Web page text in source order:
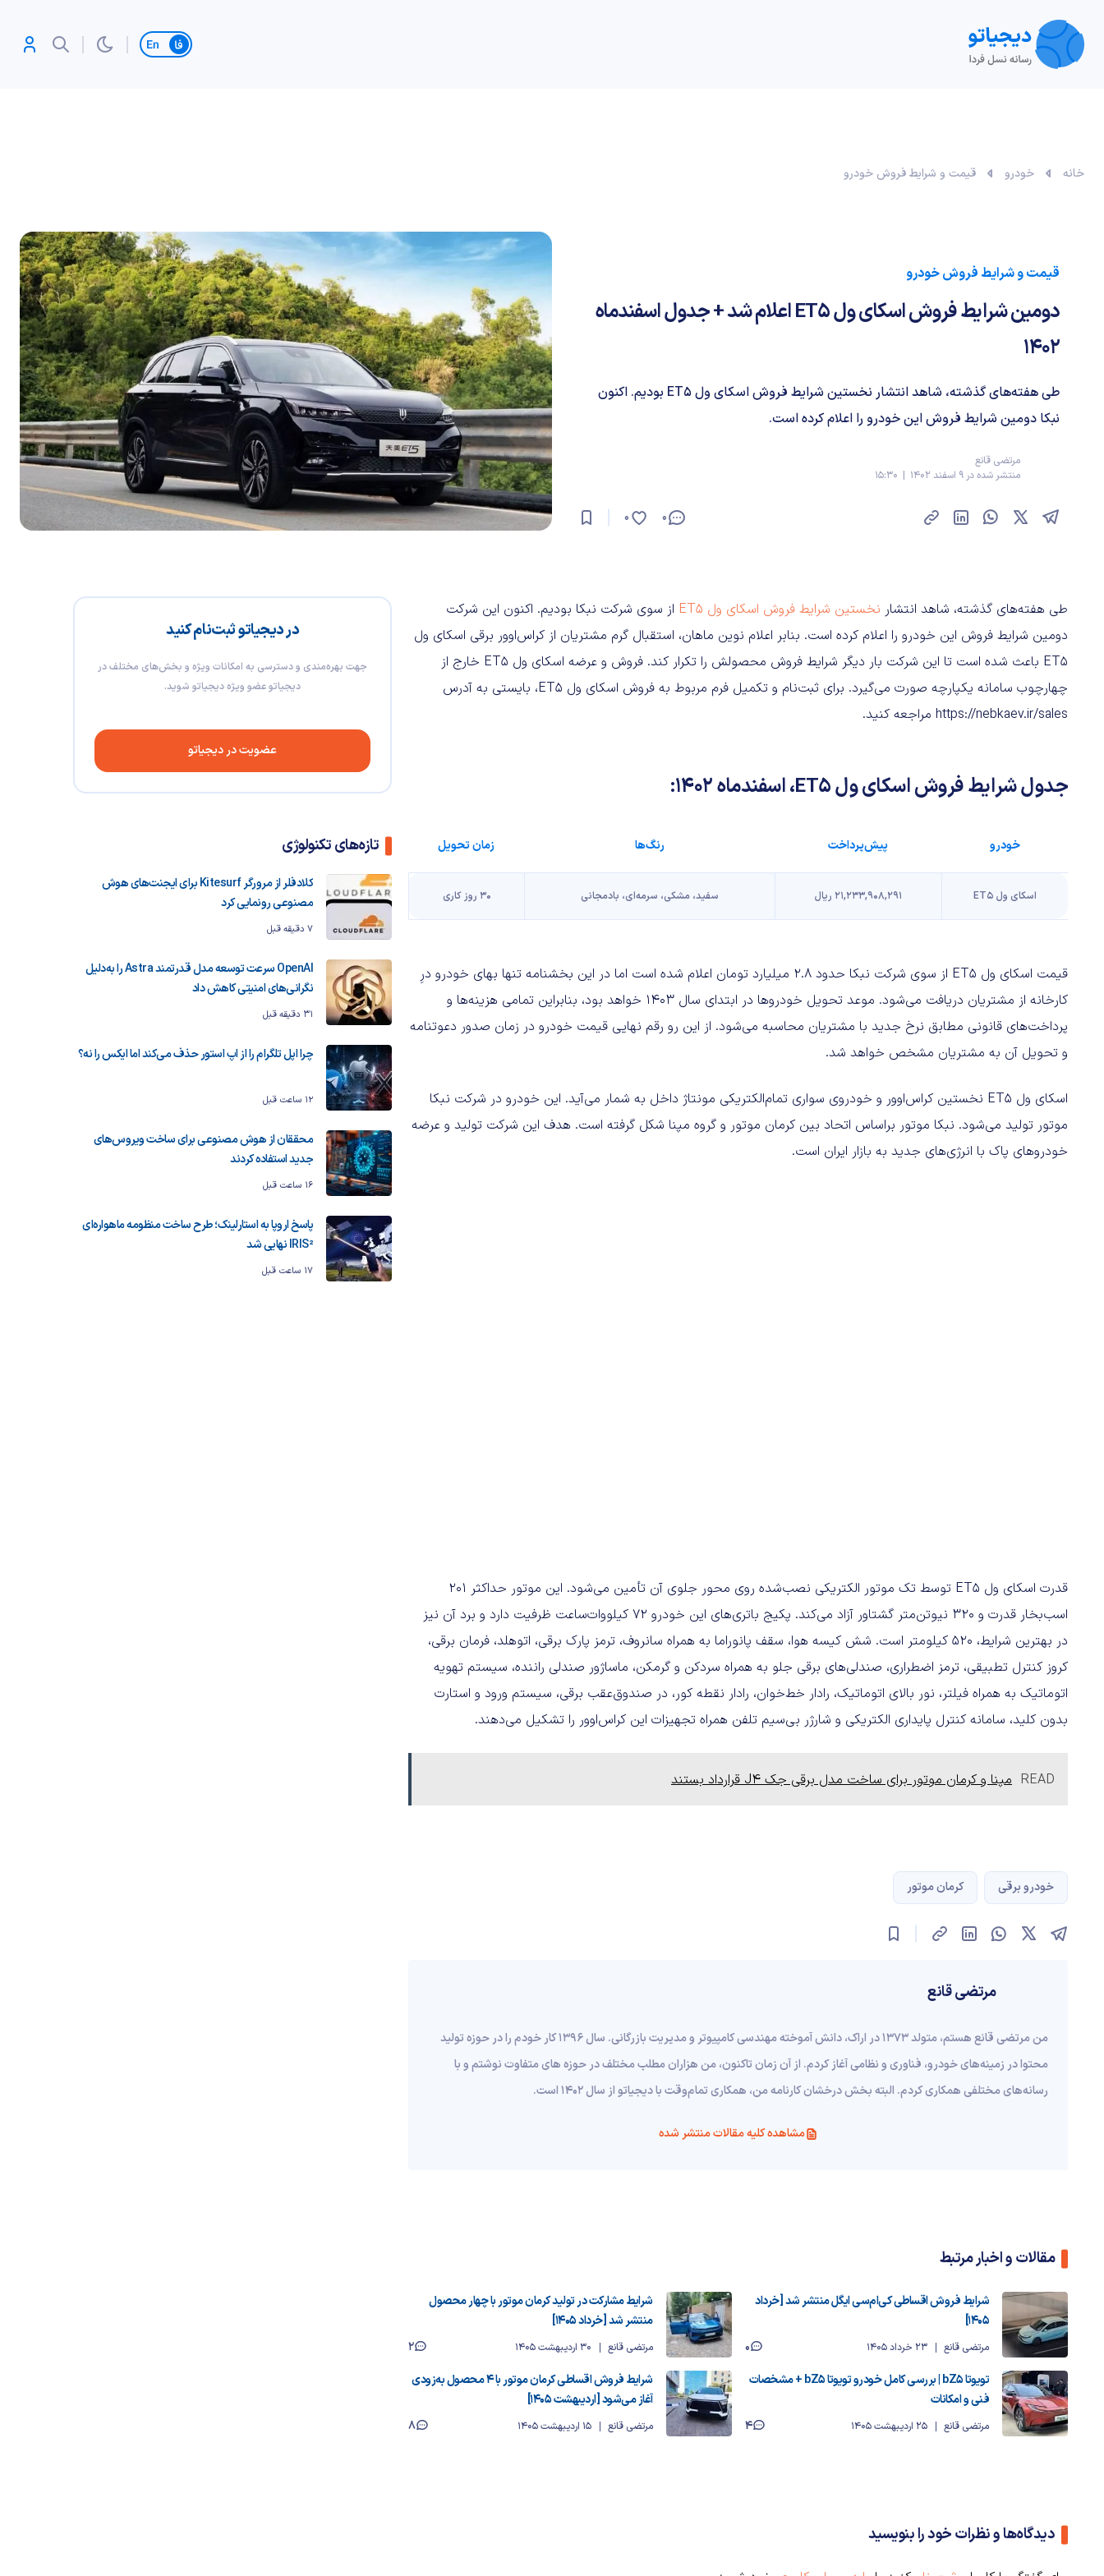
تغییر زبان تکنولوژی خودرو
خانه خودرو قیمت و شرایط فروش خودرو
قیمت و شرایط فروش خودرو
دومین شرایط فروش اسکای ول ET5‌ اعلام شد + جدول اسفندماه
1402
طی هفته‌های گذشته، شاهد انتشار نخستین شرایط فروش اسکای ول ET5‌ بودیم. اکنون
نبکا دومین شرایط فروش این خودرو را اعلام کرده است.
مرتضی قانع
منتشر شده در 9 اسفند 1402 | 15:30
0
0
در دیجیاتو ثبت‌نام کنید
جهت بهره‌مندی و دسترسی به امکانات ویژه و بخش‌های مختلف در
دیجیاتو عضو ویژه دیجیاتو شوید.
عضویت در دیجیاتو
تازه‌های تکنولوژی
کلادفلر از مرورگر Kitesurf برای ایجنت‌های هوش
مصنوعی رونمایی کرد
7 دقیقه قبل
OpenAI سرعت توسعه مدل قدرتمند Astra را به‌دلیل
نگرانی‌های امنیتی کاهش داد
31 دقیقه قبل
چرا اپل تلگرام را از اپ استور حذف می‌کند اما ایکس را نه؟
12 ساعت قبل
محققان از هوش مصنوعی برای ساخت ویروس‌های
جدید استفاده کردند
16 ساعت قبل
پاسخ اروپا به استارلینک؛ طرح ساخت منظومه ماهواره‌ای
IRIS² نهایی شد
17 ساعت قبل
طی هفته‌های گذشته، شاهد انتشار نخستین شرایط فروش اسکای ول ET5‌
از سوی شرکت نبکا بودیم. اکنون این شرکت
دومین شرایط فروش این خودرو را اعلام کرده است. بنابر اعلام نوین ماهان، استقبال گرم مشتریان از کراس‌اوور برقی اسکای ول
ET5‌ باعث شده است تا این شرکت بار دیگر شرایط فروش محصولش را تکرار کند. فروش و عرضه اسکای ول ET5‌ خارج از
چهارچوب سامانه یکپارچه صورت می‌گیرد. برای ثبت‌نام و تکمیل فرم مربوط به فروش اسکای ول ET5، بایستی به آدرس
https://nebkaev.ir/sales مراجعه کنید.
جدول شرایط فروش اسکای ول ET5‌، اسفندماه 1402:
خودرو پیش‌پرداخت رنگ‌ها زمان تحویل
اسکای ول ET5‌ 21,233,908,291 ریال سفید، مشکی، سرمه‌ای، بادمجانی 30 روز کاری
قیمت اسکای ول ET5‌ از سوی شرکت نبکا حدود 2.8 میلیارد تومان اعلام شده است اما در این بخشنامه تنها بهای خودرو درِ
کارخانه از مشتریان دریافت می‌شود. موعد تحویل خودروها در ابتدای سال 1403 خواهد بود، بنابراین تمامی هزینه‌ها و
پرداخت‌های قانونی مطابق نرخ جدید با مشتریان محاسبه می‌شود. از این رو رقم نهایی قیمت خودرو در زمان صدور دعوتنامه
و تحویل آن به مشتریان مشخص خواهد شد.
اسکای ول ET5‌ نخستین کراس‌اوور و خودروی سواری تمام‌الکتریکی مونتاژ داخل به شمار می‌آید. این خودرو در شرکت نبکا
موتور تولید می‌شود. نبکا موتور براساس اتحاد بین کرمان موتور و گروه مپنا شکل گرفته است. هدف این شرکت تولید و عرضه
خودروهای پاک با انرژی‌های جدید به بازار ایران است.
قدرت اسکای ول ET5‌ توسط تک موتور الکتریکی نصب‌شده روی محور جلوی آن تأمین می‌شود. این موتور حداکثر 201
اسب‌بخار قدرت و 320 نیوتن‌متر گشتاور آزاد می‌کند. پکیج باتری‌های این خودرو 72 کیلووات‌ساعت ظرفیت دارد و برد آن نیز
در بهترین شرایط، 520 کیلومتر است. شش کیسه هوا، سقف پانوراما به‌ همراه سانروف، ترمز پارک برقی، اتوهلد، فرمان برقی،
کروز کنترل تطبیقی، ترمز اضطراری، صندلی‌های برقی جلو به همراه سردکن و گرمکن، ماساژور صندلی راننده، سیستم تهویه
اتوماتیک به‌ همراه فیلتر، نور بالای اتوماتیک، رادار خط‌خوان، رادار نقطه کور، در صندوق‌عقب برقی، سیستم ورود و استارت
بدون کلید، سامانه کنترل پایداری الکتریکی و شارژر بی‌سیم تلفن همراه تجهیزات این کراس‌اوور را تشکیل می‌دهند.
READ مپنا و کرمان موتور برای ساخت مدل برقی جک J4 قرارداد بستند
خودرو برقی کرمان موتور
مرتضی قانع
من مرتضی قانع هستم، متولد 1373 در اراک، دانش آموخته مهندسی کامپیوتر و مدیریت بازرگانی. سال 1396 کار خودم را در حوزه تولید
محتوا در زمینه‌های خودرو، فناوری و نظامی آغاز کردم. از آن زمان تاکنون، من هزاران مطلب مختلف در حوزه های متفاوت نوشتم و با
رسانه‌های مختلفی همکاری کردم. البته بخش درخشان کارنامه من، همکاری تمام‌وقت با دیجیاتو از سال 1402 است.
مشاهده کلیه مقالات منتشر شده
مقالات و اخبار مرتبط
شرایط فروش اقساطی کی‌ام‌سی ایگل منتشر شد [خرداد
۱۴۰۵]
مرتضی قانع 23 خرداد 1405 0
شرایط مشارکت در تولید کرمان موتور با چهار محصول
منتشر شد [خرداد ۱۴۰۵]
مرتضی قانع 30 اردیبهشت 1405
2
تویوتا bZ5 | بررسی کامل خودرو تویوتا bZ5 + مشخصات
فنی و امکانات
مرتضی قانع 25 اردیبهشت 1405 4
شرایط فروش اقساطی کرمان موتور با ۴ محصول به‌زودی
آغاز می‌شود [اردیبهشت ۱۴۰۵]
مرتضی قانع 15 اردیبهشت 1405 8
دیدگاه‌ها و نظرات خود را بنویسید